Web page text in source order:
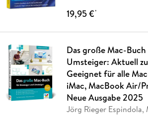
19,95 €*
Das große Mac-
Umsteiger: Aktuell
Geeignet für alle
iMac, MacBook Air/
Neue Ausgabe 2025
Jörg Rieger